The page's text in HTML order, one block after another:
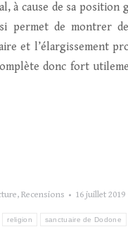
à cause de sa position
permet de montrer
et l’élargissement
donc fort
, Recensions 16 juillet 2019
religion sanctuaire de Dodone